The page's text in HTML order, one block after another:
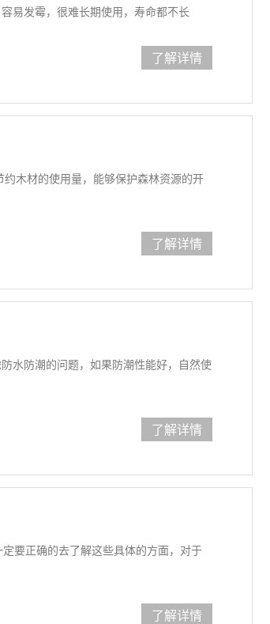
易发霉，很难长期使用，寿命都不长
了解详情
木材的使用量，能够保护森林资源的开
了解详情
水防潮的问题，如果防潮性能好，自然使
了解详情
要正确的去了解这些具体的方面，对于
了解详情